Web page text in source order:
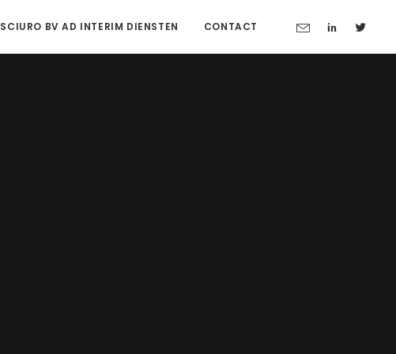
SCIURO BV AD INTERIM DIENSTEN CONTACT